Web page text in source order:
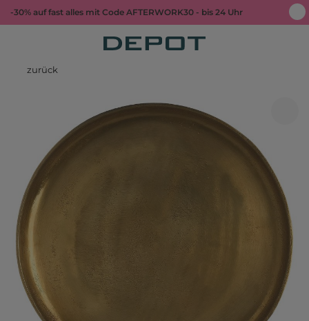
-30% auf fast alles mit Code AFTERWORK30 - bis 24 Uhr
zurück